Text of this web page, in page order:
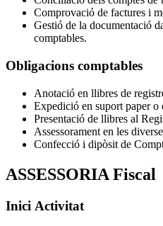
Comprovació de factures i
Gestió de la documentació
comptables.
Obligacions comptables
Anotació en llibres de
Expedició en suport paper o
Presentació de llibres al
Assessorament en les
Confecció i dipòsit de
ASSESSORIA Fiscal
Inici Activitat